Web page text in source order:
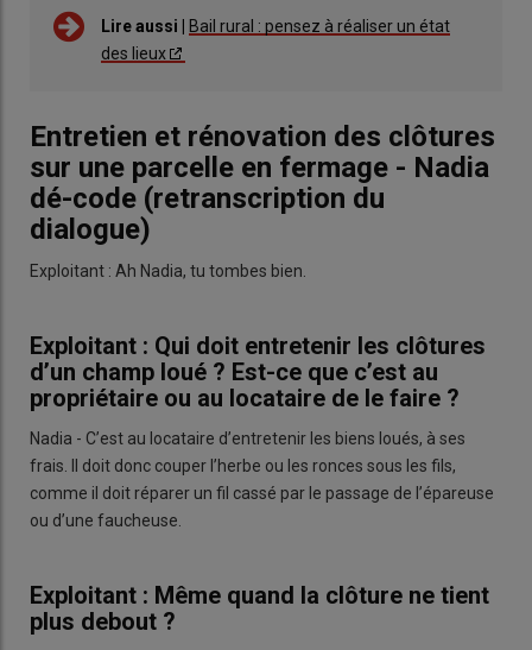
Lire aussi |
Bail rural : pensez à réaliser un état
des lieux
Entretien et rénovation des clôtures
sur une parcelle en fermage - Nadia
dé-code (retranscription du
dialogue)
Exploitant : Ah Nadia, tu tombes bien.
Exploitant : Qui doit entretenir les clôtures
d’un champ loué ? Est-ce que c’est au
propriétaire ou au locataire de le faire ?
Nadia - C’est au locataire d’entretenir les biens loués, à ses
frais. Il doit donc couper l’herbe ou les ronces sous les fils,
comme il doit réparer un fil cassé par le passage de l’épareuse
ou d’une faucheuse.
Exploitant : Même quand la clôture ne tient
plus debout ?